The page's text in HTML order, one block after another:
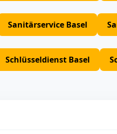
Sanitärservice Basel
Schlüsseldienst Basel